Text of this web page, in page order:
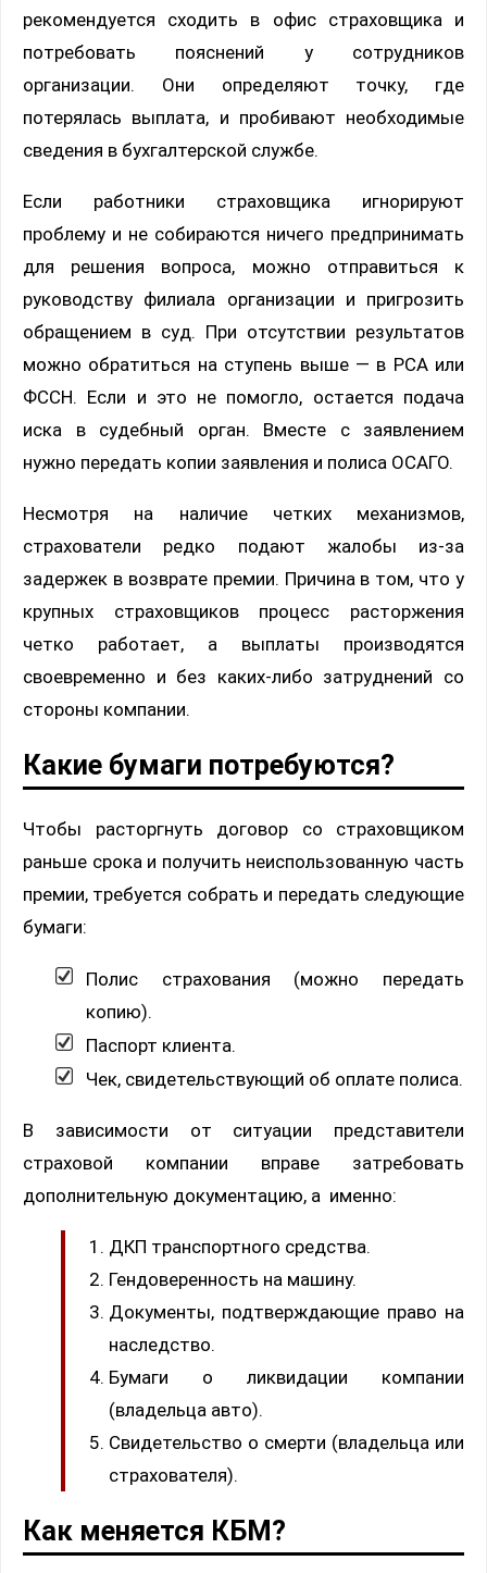
рекомендуется сходить в офис страховщика и
потребовать пояснений у сотрудников
организации. Они определяют точку, где
потерялась выплата, и пробивают необходимые
сведения в бухгалтерской службе.
Если работники страховщика игнорируют
проблему и не собираются ничего предпринимать
для решения вопроса, можно отправиться к
руководству филиала организации и пригрозить
обращением в суд. При отсутствии результатов
можно обратиться на ступень выше — в РСА или
ФССН. Если и это не помогло, остается подача
иска в судебный орган. Вместе с заявлением
нужно передать копии заявления и полиса ОСАГО.
Несмотря на наличие четких механизмов,
страхователи редко подают жалобы из-за
задержек в возврате премии. Причина в том, что у
крупных страховщиков процесс расторжения
четко работает, а выплаты производятся
своевременно и без каких-либо затруднений со
стороны компании.
Какие бумаги потребуются?
Чтобы расторгнуть договор со страховщиком
раньше срока и получить неиспользованную часть
премии, требуется собрать и передать следующие
бумаги:
Полис страхования (можно передать
копию).
Паспорт клиента.
Чек, свидетельствующий об оплате полиса.
В зависимости от ситуации представители
страховой компании вправе затребовать
дополнительную документацию, а именно:
ДКП транспортного средства.
Гендоверенность на машину.
Документы, подтверждающие право на
наследство.
Бумаги о ликвидации компании
(владельца авто).
Свидетельство о смерти (владельца или
страхователя).
Как меняется КБМ?